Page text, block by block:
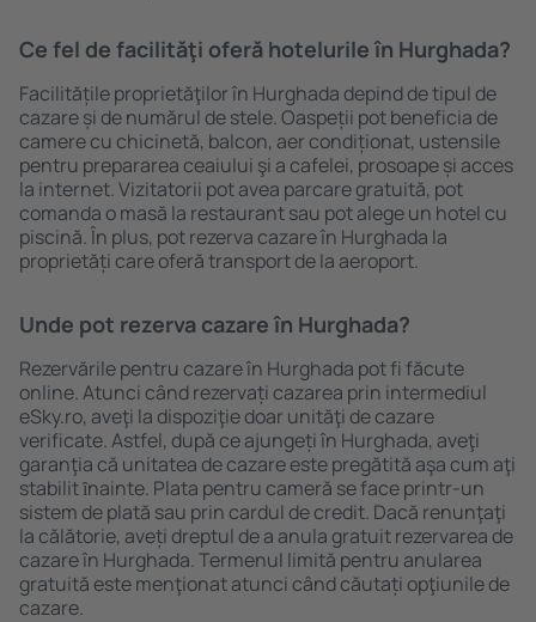
Ce fel de facilităţi oferă hotelurile în Hurghada?
Facilitățile proprietăţilor în Hurghada depind de tipul de
cazare și de numărul de stele. Oaspeții pot beneficia de
camere cu chicinetă, balcon, aer condiționat, ustensile
pentru prepararea ceaiului şi a cafelei, prosoape și acces
la internet. Vizitatorii pot avea parcare gratuită, pot
comanda o masă la restaurant sau pot alege un hotel cu
piscină. În plus, pot rezerva cazare în Hurghada la
proprietăți care oferă transport de la aeroport.
Unde pot rezerva cazare în Hurghada?
Rezervările pentru cazare în Hurghada pot fi făcute
online. Atunci când rezervați cazarea prin intermediul
eSky.ro, aveţi la dispoziţie doar unităţi de cazare
verificate. Astfel, după ce ajungeți în Hurghada, aveţi
garanţia că unitatea de cazare este pregătită aşa cum aţi
stabilit ȋnainte. Plata pentru cameră se face printr-un
sistem de plată sau prin cardul de credit. Dacă renunţaţi
la călătorie, aveți dreptul de a anula gratuit rezervarea de
cazare în Hurghada. Termenul limită pentru anularea
gratuită este menţionat atunci când căutați opţiunile de
cazare.